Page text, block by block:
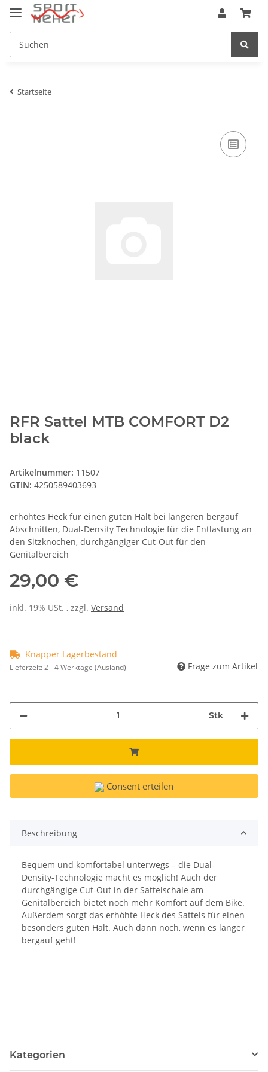
Startseite
RFR Sattel MTB COMFORT D2
black
Artikelnummer: 11507
GTIN: 4250589403693
erhöhtes Heck für einen guten Halt bei längeren bergauf
Abschnitten, Dual-Density Technologie für die Entlastung an
den Sitzknochen, durchgängiger Cut-Out für den
Genitalbereich
29,00 €
inkl. 19% USt. , zzgl. Versand
Knapper Lagerbestand
Lieferzeit:2 - 4 Werktage (Ausland) Frage zum Artikel
Stk
Consent erteilen
Beschreibung
Bequem und komfortabel unterwegs – die Dual-
Density-Technologie macht es möglich! Auch der
durchgängige Cut-Out in der Sattelschale am
Genitalbereich bietet noch mehr Komfort auf dem Bike.
Außerdem sorgt das erhöhte Heck des Sattels für einen
besonders guten Halt. Auch dann noch, wenn es länger
bergauf geht!
Kategorien